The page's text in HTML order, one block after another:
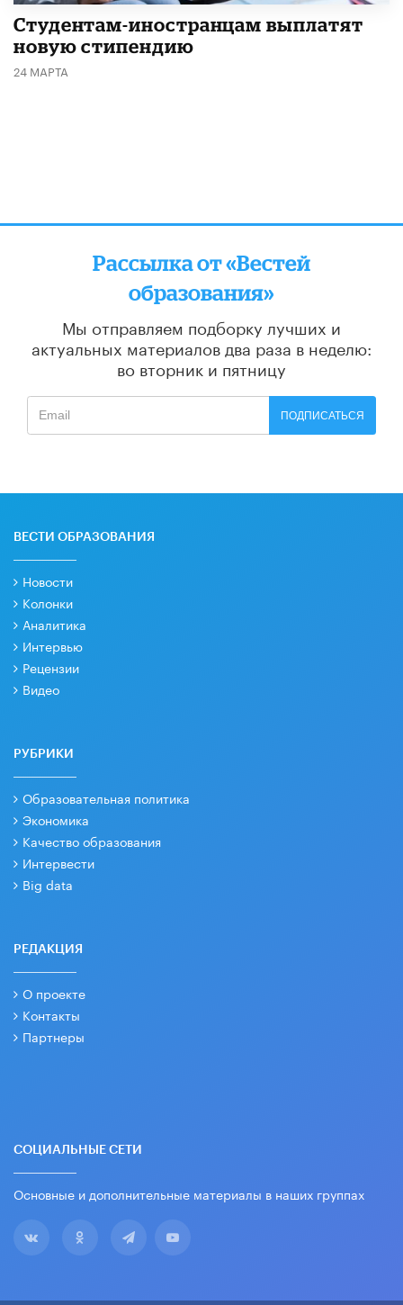
Студентам-иностранцам выплатят
новую стипендию
24 МАРТА
Рассылка от «Вестей
образования»
Мы отправляем подборку лучших и
актуальных материалов два раза в неделю:
во вторник и пятницу
ПОДПИСАТЬСЯ
ВЕСТИ ОБРАЗОВАНИЯ
Новости
Колонки
Аналитика
Интервью
Рецензии
Видео
РУБРИКИ
Образовательная политика
Экономика
Качество образования
Интервести
Big data
РЕДАКЦИЯ
О проекте
Контакты
Партнеры
СОЦИАЛЬНЫЕ СЕТИ
Основные и дополнительные материалы в наших группах